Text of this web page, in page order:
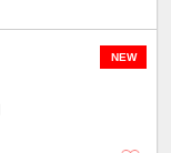
NEW